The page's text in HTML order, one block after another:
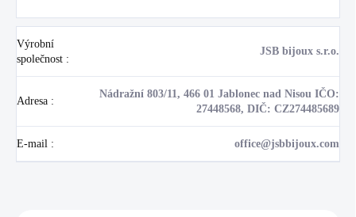
Výrobní
společnost :
JSB bijoux s.r.o.
Adresa :
Nádražní 803/11, 466 01 Jablonec nad Nisou IČO:
27448568, DIČ: CZ274485689
E-mail : office@jsbbijoux.com